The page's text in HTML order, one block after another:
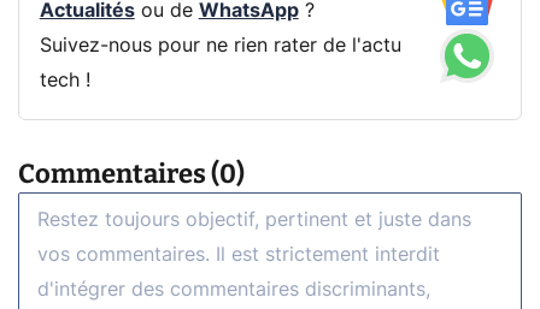
Actualitésou de WhatsApp?
Suivez-nous pour ne rien rater de l'actu
tech !
Commentaires (0)